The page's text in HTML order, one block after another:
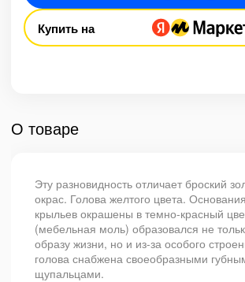
Купить на
О товаре
Эту разновидность отличает броский
окрас. Голова желтого цвета.
крыльев окрашены в темно-красный
(мебельная моль) образовался не
образу жизни, но и из-за особого
голова снабжена своеобразными
щупальцами.